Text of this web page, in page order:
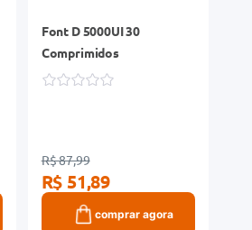
Font D 5000UI 30
Comprimidos
R$ 87,99
R$ 51,89
comprar agora